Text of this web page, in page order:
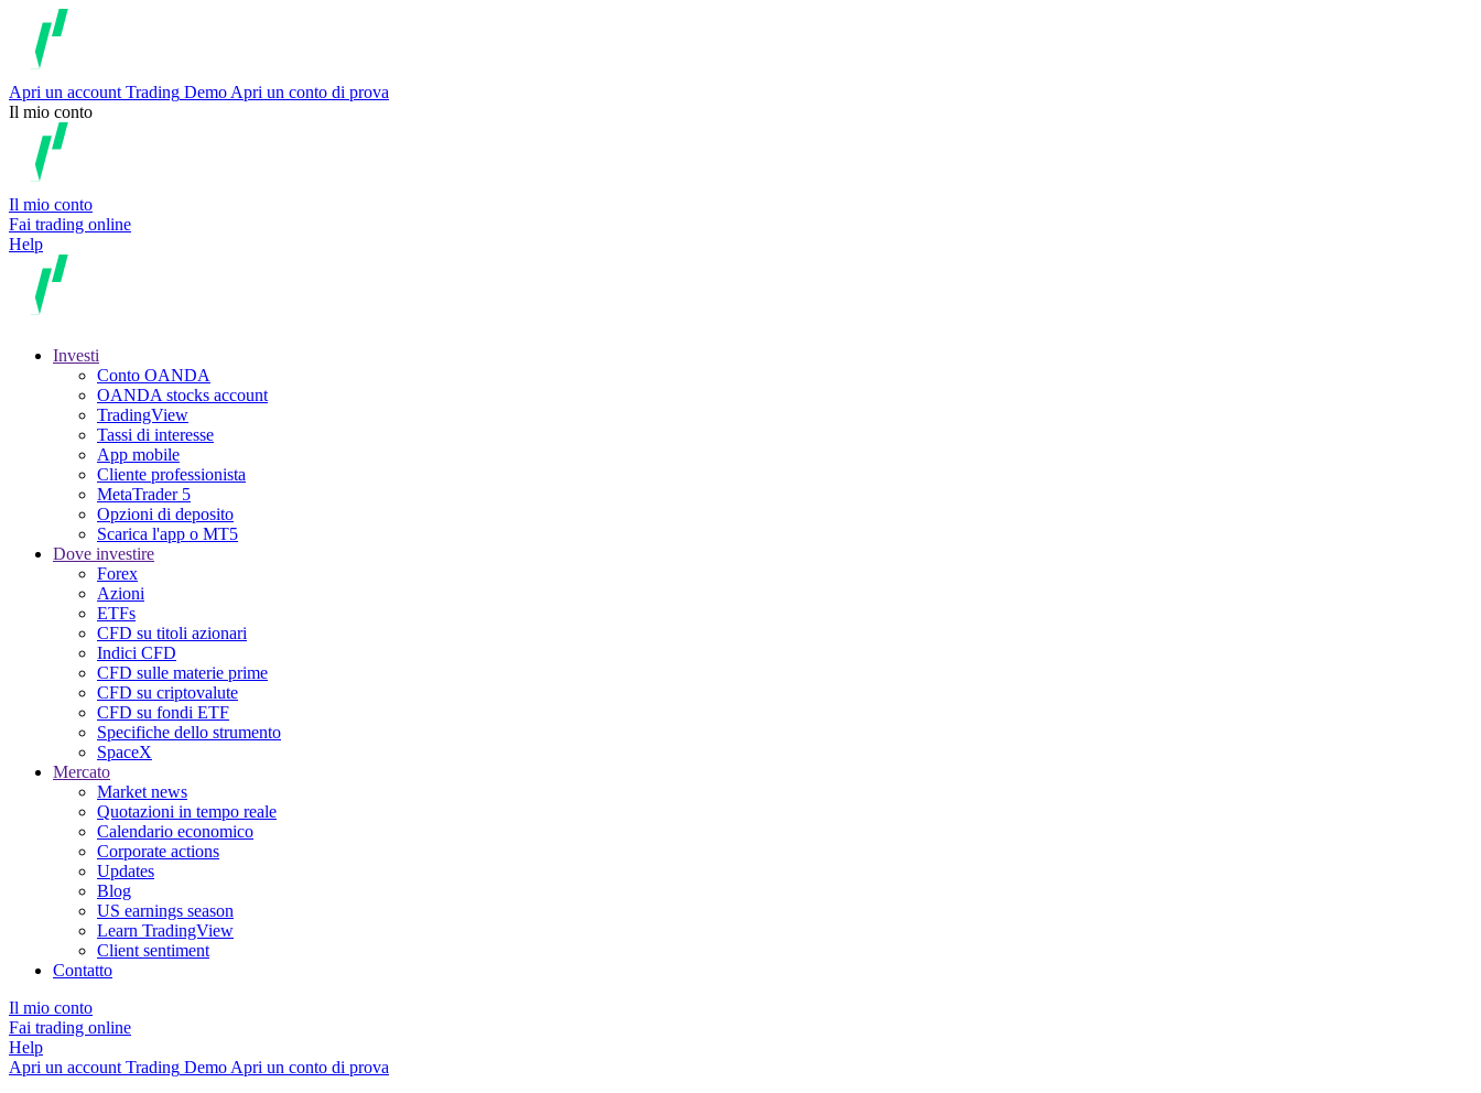
Apri un account Trading Demo Apri un conto di prova
Il mio conto
Il mio conto
Fai trading online
Help
Investi
Conto OANDA
OANDA stocks account
TradingView
Tassi di interesse
App mobile
Cliente professionista
MetaTrader 5
Opzioni di deposito
Scarica l'app o MT5
Dove investire
Forex
Azioni
ETFs
CFD su titoli azionari
Indici CFD
CFD sulle materie prime
CFD su criptovalute
CFD su fondi ETF
Specifiche dello strumento
SpaceX
Mercato
Market news
Quotazioni in tempo reale
Calendario economico
Corporate actions
Updates
Blog
US earnings season
Learn TradingView
Client sentiment
Contatto
Il mio conto
Fai trading online
Help
Apri un account Trading Demo Apri un conto di prova